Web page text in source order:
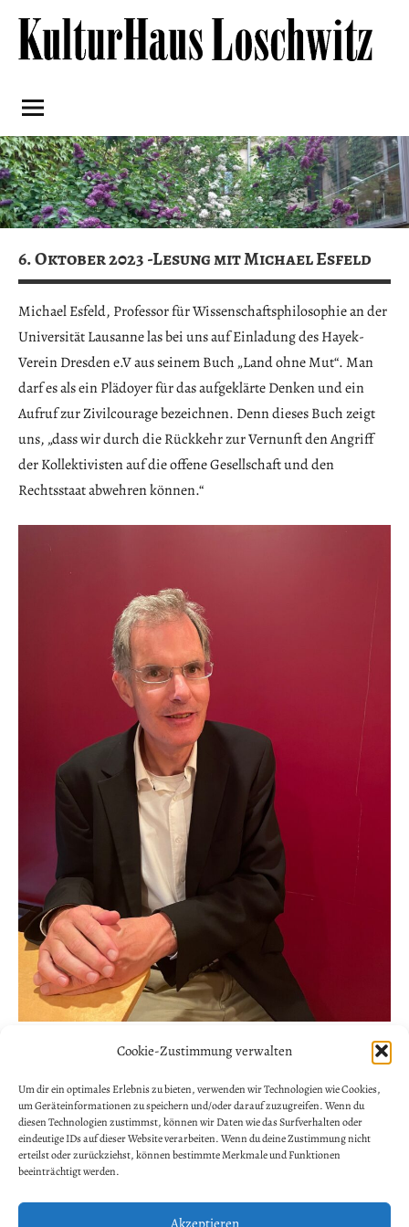
Cookie-Zustimmung verwalten
Um dir ein optimales Erlebnis zu bieten, verwenden wir Technologien wie Cookies,
um Geräteinformationen zu speichern und/oder darauf zuzugreifen. Wenn du
diesen Technologien zustimmst, können wir Daten wie das Surfverhalten oder
eindeutige IDs auf dieser Website verarbeiten. Wenn du deine Zustimmung nicht
erteilst oder zurückziehst, können bestimmte Merkmale und Funktionen
beeinträchtigt werden.
Akzeptieren
content
Loschwitz
6. Oktober 2023 -Lesung mit Michael Esfeld
Michael Esfeld, Professor für Wissenschaftsphilosophie an der
Universität Lausanne las bei uns auf Einladung des Hayek-
Verein Dresden e.V aus seinem Buch „Land ohne Mut“. Man
darf es als ein Plädoyer für das aufgeklärte Denken und ein
Aufruf zur Zivilcourage bezeichnen. Denn dieses Buch zeigt
uns, „dass wir durch die Rückkehr zur Vernunft den Angriff
der Kollektivisten auf die offene Gesellschaft und den
Rechtsstaat abwehren können.“
Allgemein
Vorname
Nachname